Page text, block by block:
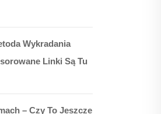
Wykradania
Linki Są Tu
– Czy To Jeszcze